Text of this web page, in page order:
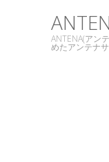
ANTENA(アン
めたアンテナ